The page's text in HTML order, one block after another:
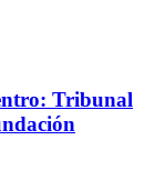
Tribunal